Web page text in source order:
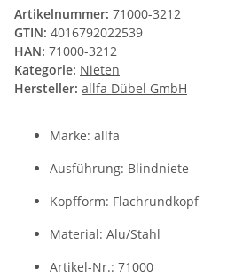
Artikelnummer: 71000-3212
GTIN: 4016792022539
HAN: 71000-3212
Kategorie: Nieten
Hersteller: allfa Dübel GmbH
Marke: allfa
Ausführung: Blindniete
Kopfform: Flachrundkopf
Material: Alu/Stahl
Artikel-Nr.: 71000